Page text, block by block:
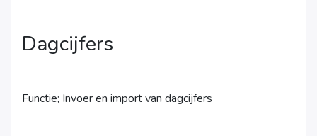
Dagcijfers
Functie; Invoer en import van dagcijfers